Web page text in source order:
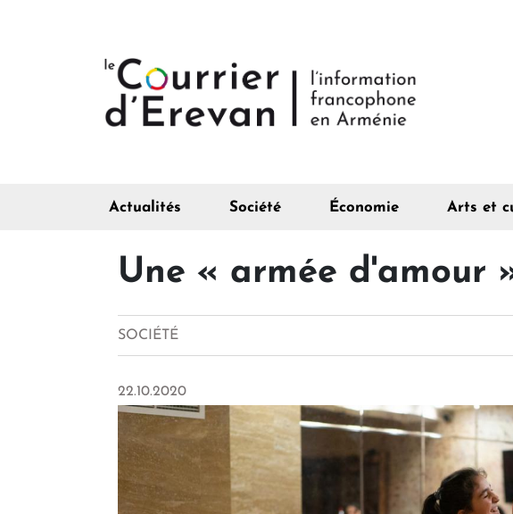
Actualités Société Économie Arts et
Une « armée d'amour
SOCIÉTÉ
22.10.2020